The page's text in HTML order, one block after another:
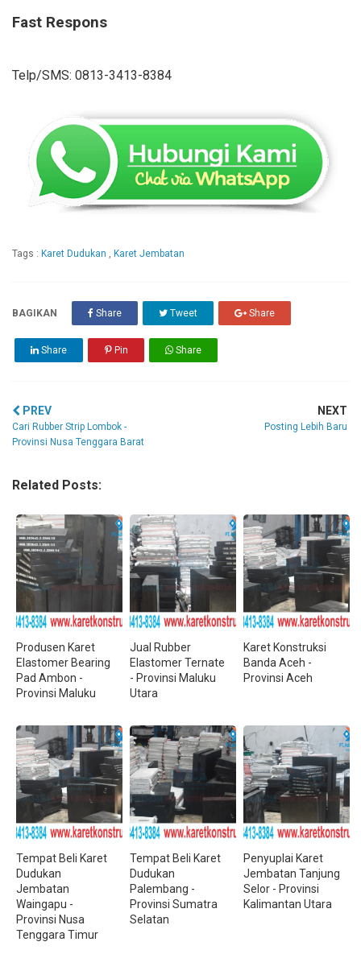
Fast Respons
Telp/SMS: 0813-3413-8384
Tags : Karet Dudukan , Karet Jembatan
BAGIKAN Share Tweet Share
Share Pin Share
PREV
Cari Rubber Strip Lombok -
Provinsi Nusa Tenggara Barat
NEXT
Posting Lebih Baru
Related Posts:
Produsen Karet
Elastomer Bearing
Pad Ambon -
Provinsi Maluku
Jual Rubber
Elastomer Ternate
- Provinsi Maluku
Utara
Karet Konstruksi
Banda Aceh -
Provinsi Aceh
Tempat Beli Karet
Dudukan
Jembatan
Waingapu -
Provinsi Nusa
Tenggara Timur
Tempat Beli Karet
Dudukan
Palembang -
Provinsi Sumatra
Selatan
Penyuplai Karet
Jembatan Tanjung
Selor - Provinsi
Kalimantan Utara